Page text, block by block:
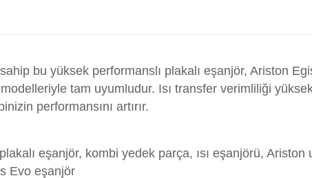
Alteas
Modellerine
Özel
bu yüksek performanslı plakalı eşanjör, Ariston
tam uyumludur. Isı transfer verimliliği
performansını artırır.
eşanjör, kombi yedek parça, ısı eşanjörü,
Evo eşanjör